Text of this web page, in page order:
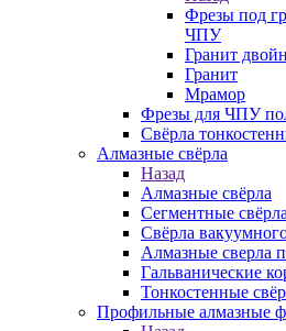
Фрезы под
ЧПУ
Гранит
Гранит
Мрамор
Фрезы для ЧПУ
Свёрла
Алмазные свёрла
Назад
Алмазные свёрла
Сегментные
Свёрла
Алмазные сверла
Гальванические
Тонкостенные
Профильные алмазные